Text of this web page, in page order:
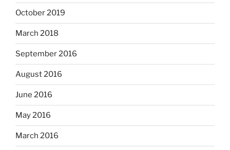
October 2019
March 2018
September 2016
August 2016
June 2016
May 2016
March 2016